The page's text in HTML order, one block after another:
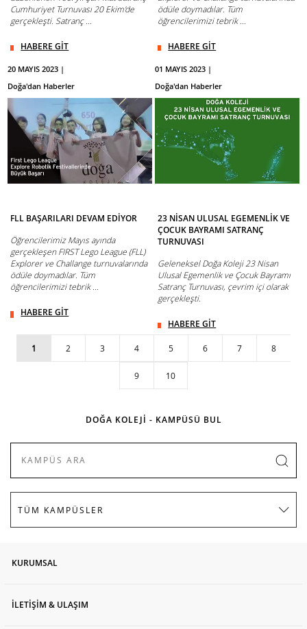
Cumhuriyet Turnuvası 20 Ekim'de
gerçekleşti. Satranç ...
HABERE GİT
ödüle doymadılar. Tüm
öğrencilerimizi tebrik ...
HABERE GİT
20 MAYIS 2023 |
Doğa'dan Haberler
FLL BAŞARILARI DEVAM EDİYOR
Öğrencilerimiz Mayıs ayında
gerçekleşen FIRST Lego League (FLL)
Explorer ve Challange turnuvalarında
ödüle doymadılar. Tüm
öğrencilerimizi tebrik ...
HABERE GİT
01 MAYIS 2023 |
Doğa'dan Haberler
23 NİSAN ULUSAL EGEMENLİK VE
ÇOCUK BAYRAMI SATRANÇ
TURNUVASI
Geleneksel Doğa Koleji 23 Nisan
Ulusal Egemenlik ve Çocuk Bayramı
Satranç Turnuvası, çevrim içi olarak
gerçekleşti.
HABERE GİT
1 2 3 4 5 6 7 8
9 10
DOĞA KOLEJİ - KAMPÜSÜ BUL
KURUMSAL
İLETİŞİM & ULAŞIM